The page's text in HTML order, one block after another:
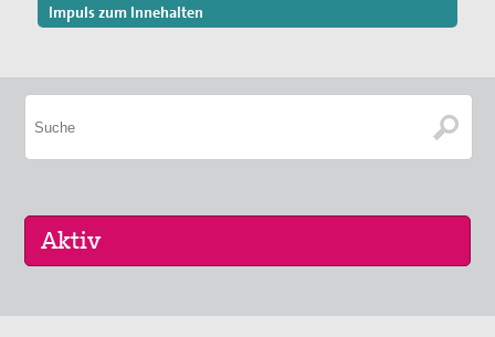
Impuls zum Innehalten